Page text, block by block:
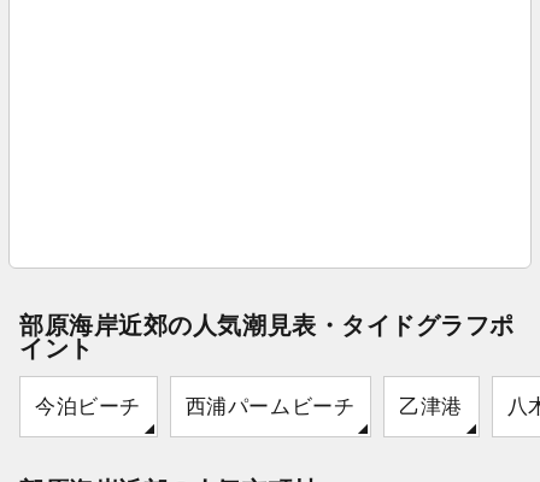
部原海岸近郊の人気潮見表・タイドグラフポ
イント
今泊ビーチ 西浦パームビーチ 乙津港 八